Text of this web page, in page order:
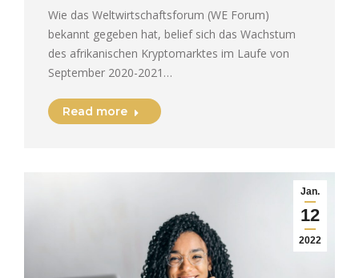
Wie das Weltwirtschaftsforum (WE Forum)
bekannt gegeben hat, belief sich das Wachstum
des afrikanischen Kryptomarktes im Laufe von
September 2020-2021…
Read more
Jan.
12
2022